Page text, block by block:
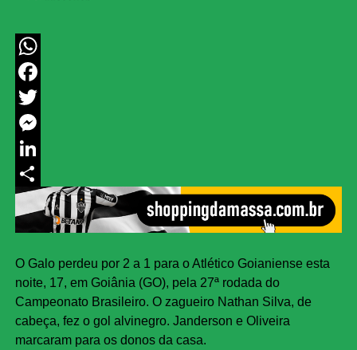
WhatsApp
Facebook
Twitter
Messenger
LinkedIn
Share
O Galo perdeu por 2 a 1 para o Atlético Goianiense esta
noite, 17, em Goiânia (GO), pela 27ª rodada do
Campeonato Brasileiro. O zagueiro Nathan Silva, de
cabeça, fez o gol alvinegro. Janderson e Oliveira
marcaram para os donos da casa.